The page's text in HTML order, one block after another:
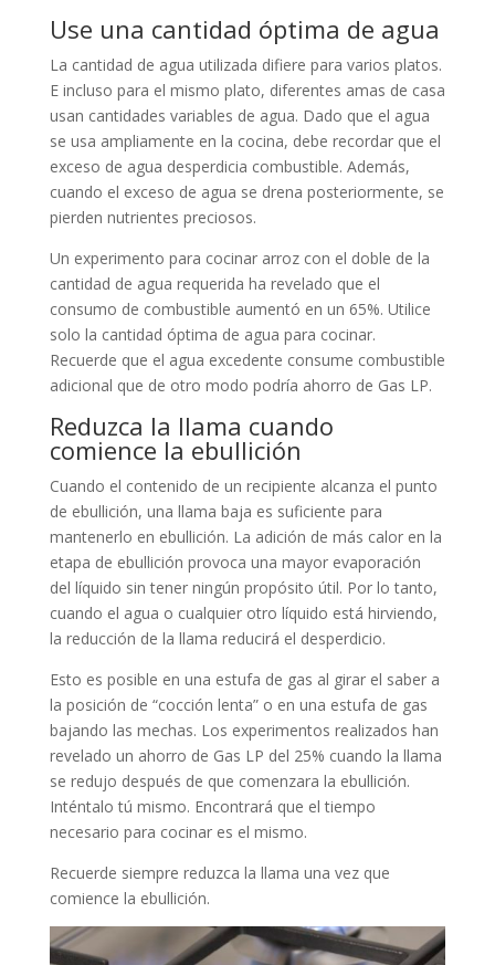
Use una cantidad óptima de agua
La cantidad de agua utilizada difiere para varios platos.
E incluso para el mismo plato, diferentes amas de casa
usan cantidades variables de agua. Dado que el agua
se usa ampliamente en la cocina, debe recordar que el
exceso de agua desperdicia combustible. Además,
cuando el exceso de agua se drena posteriormente, se
pierden nutrientes preciosos.
Un experimento para cocinar arroz con el doble de la
cantidad de agua requerida ha revelado que el
consumo de combustible aumentó en un 65%. Utilice
solo la cantidad óptima de agua para cocinar.
Recuerde que el agua excedente consume combustible
adicional que de otro modo podría ahorro de Gas LP.
Reduzca la llama cuando
comience la ebullición
Cuando el contenido de un recipiente alcanza el punto
de ebullición, una llama baja es suficiente para
mantenerlo en ebullición. La adición de más calor en la
etapa de ebullición provoca una mayor evaporación
del líquido sin tener ningún propósito útil. Por lo tanto,
cuando el agua o cualquier otro líquido está hirviendo,
la reducción de la llama reducirá el desperdicio.
Esto es posible en una estufa de gas al girar el saber a
la posición de “cocción lenta” o en una estufa de gas
bajando las mechas. Los experimentos realizados han
revelado un ahorro de Gas LP del 25% cuando la llama
se redujo después de que comenzara la ebullición.
Inténtalo tú mismo. Encontrará que el tiempo
necesario para cocinar es el mismo.
Recuerde siempre reduzca la llama una vez que
comience la ebullición.